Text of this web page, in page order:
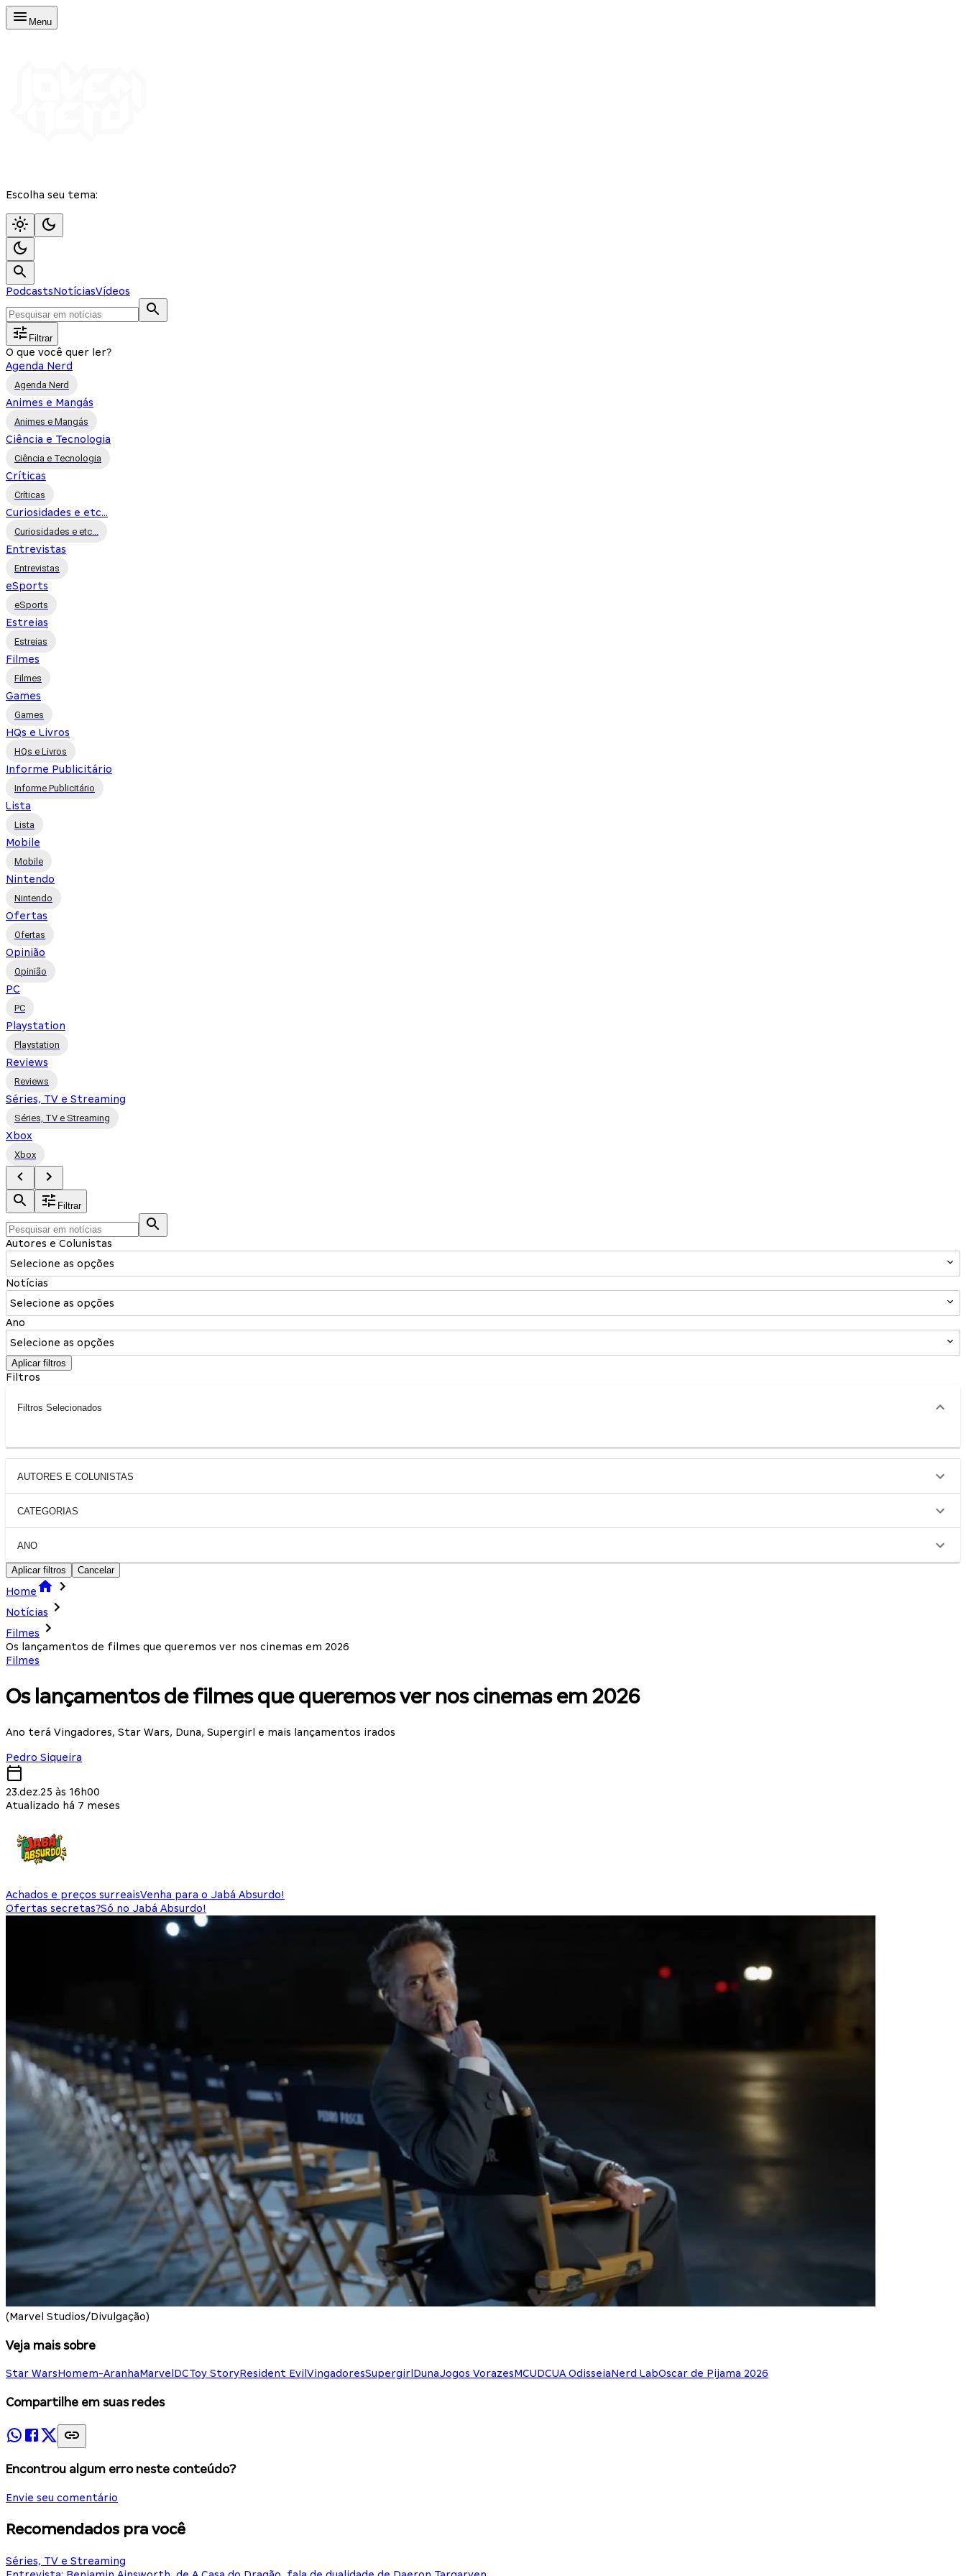
Menu
Escolha seu tema:
PodcastsNotíciasVídeos
Filtrar
O que você quer ler?
Agenda Nerd
Agenda Nerd
Animes e Mangás
Animes e Mangás
Ciência e Tecnologia
Ciência e Tecnologia
Críticas
Críticas
Curiosidades e etc...
Curiosidades e etc...
Entrevistas
Entrevistas
eSports
eSports
Estreias
Estreias
Filmes
Filmes
Games
Games
HQs e Livros
HQs e Livros
Informe Publicitário
Informe Publicitário
Lista
Lista
Mobile
Mobile
Nintendo
Nintendo
Ofertas
Ofertas
Opinião
Opinião
PC
PC
Playstation
Playstation
Reviews
Reviews
Séries, TV e Streaming
Séries, TV e Streaming
Xbox
Xbox
Filtrar
Autores e Colunistas
Selecione as opções
Notícias
Selecione as opções
Ano
Selecione as opções
Aplicar filtros
Filtros
Filtros Selecionados
AUTORES E COLUNISTAS
CATEGORIAS
ANO
Aplicar filtros Cancelar
Home
Notícias
Filmes
Os lançamentos de filmes que queremos ver nos cinemas em 2026
Filmes
Os lançamentos de filmes que queremos ver nos cinemas em 2026
Ano terá Vingadores, Star Wars, Duna, Supergirl e mais lançamentos irados
Pedro Siqueira
23.dez.25 às 16h00
Atualizado há 7 meses
Achados e preços surreaisVenha para o Jabá Absurdo!
Ofertas secretas?Só no Jabá Absurdo!
(Marvel Studios/Divulgação)
Veja mais sobre
Star WarsHomem-AranhaMarvel DCToy StoryResident Evil VingadoresSupergirl DunaJogos VorazesMCUDCUA OdisseiaNerd LabOscar de Pijama 2026
Compartilhe em suas redes
Encontrou algum erro neste conteúdo?
Envie seu comentário
Recomendados pra você
Séries, TV e Streaming